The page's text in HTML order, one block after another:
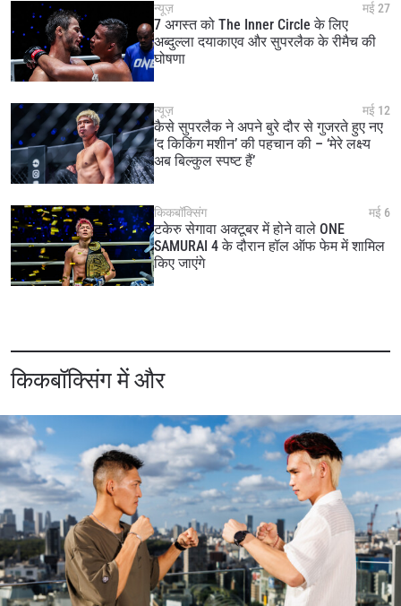
न्यूज़ मई 27
7 अगस्त को The Inner Circle के लिए
अब्दुल्ला दयाकाएव और सुपरलैक के रीमैच की
घोषणा
न्यूज़ मई 12
कैसे सुपरलैक ने अपने बुरे दौर से गुजरते हुए नए
‘द किकिंग मशीन’ की पहचान की – ‘मेरे लक्ष्य
अब बिल्कुल स्पष्ट हैं’
किकबॉक्सिंग मई 6
टकेरु सेगावा अक्टूबर में होने वाले ONE
SAMURAI 4 के दौरान हॉल ऑफ फेम में शामिल
किए जाएंगे
किकबॉक्सिंग में और